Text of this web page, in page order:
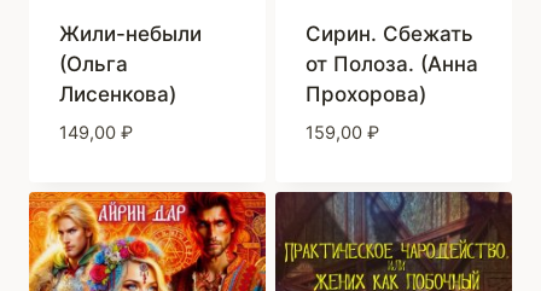
Жили-небыли
(Ольга
Лисенкова)
149,00 ₽
Сирин. Сбежать
от Полоза. (Анна
Прохорова)
159,00 ₽